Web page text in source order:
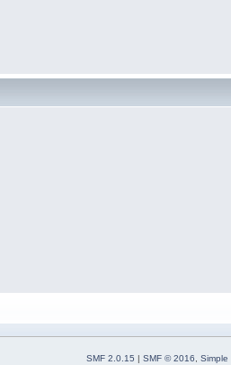
SMF 2.0.15 | SMF © 2016, Simple